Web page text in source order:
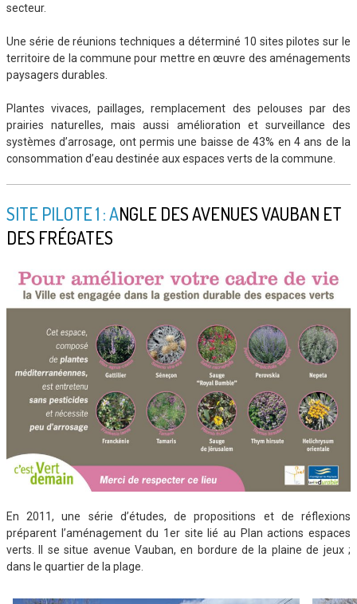
secteur.
Une série de réunions techniques a déterminé 10 sites pilotes sur le
territoire de la commune pour mettre en œuvre des aménagements
paysagers durables.
Plantes vivaces, paillages, remplacement des pelouses par des
prairies naturelles, mais aussi amélioration et surveillance des
systèmes d’arrosage, ont permis une baisse de 43% en 4 ans de la
consommation d’eau destinée aux espaces verts de la commune.
SITE PILOTE 1 : ANGLE DES AVENUES VAUBAN ET
DES FRÉGATES
En 2011, une série d’études, de propositions et de réflexions
préparent l’aménagement du 1er site lié au Plan actions espaces
verts. Il se situe avenue Vauban, en bordure de la plaine de jeux ;
dans le quartier de la plage.